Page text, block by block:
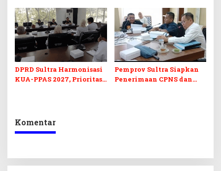
Berkelanjutan
Perubahan APBD 2026
DPRD Sultra Harmonisasi
KUA-PPAS 2027, Prioritas
Pemprov Sultra Siapkan
Penerimaan CPNS dan
Komentar